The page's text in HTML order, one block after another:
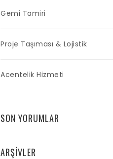
Gemi Tamiri
Proje Taşıması & Lojistik
Acentelik Hizmeti
SON YORUMLAR
ARŞIVLER